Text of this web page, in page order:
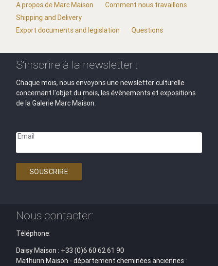
A propos de Marc Maison
Comment nous travaillons
Shipping and Delivery
Export documents and legislation
Questions
S'inscrire à la newsletter :
Chaque mois, nous envoyons une newsletter culturelle
concernant l'objet du mois, les évènements et expositions
de la Galerie Marc Maison.
Email
SOUSCRIRE
Nous contacter:
Téléphone:
Daisy Maison : +33 (0)6 60 62 61 90
Mathurin Maison - département cheminées anciennes :